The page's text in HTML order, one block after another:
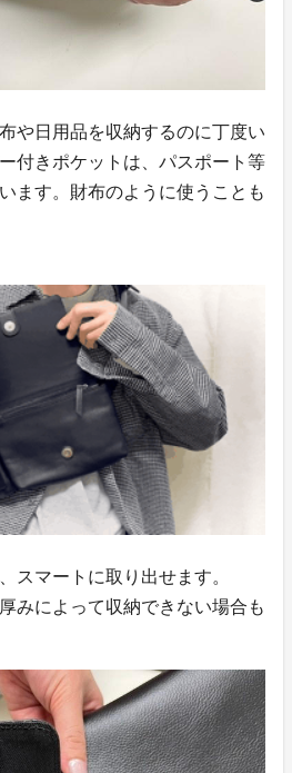
や日用品を収納するのに丁度い
付きポケットは、パスポート等
ます。財布のように使うことも
スマートに取り出せます。
みによって収納できない場合も